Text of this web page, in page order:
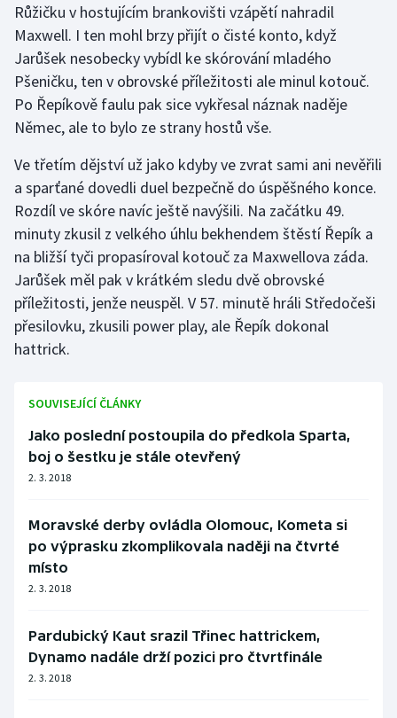
Veslování
Vodní slalom
Volejbal
Růžičku v hostujícím brankovišti vzápětí nahradil
Maxwell. I ten mohl brzy přijít o čisté konto, když
Jarůšek nesobecky vybídl ke skórování mladého
Pšeničku, ten v obrovské příležitosti ale minul kotouč.
Po Řepíkově faulu pak sice vykřesal náznak naděje
Němec, ale to bylo ze strany hostů vše.
Ve třetím dějství už jako kdyby ve zvrat sami ani nevěřili
a sparťané dovedli duel bezpečně do úspěšného konce.
Rozdíl ve skóre navíc ještě navýšili. Na začátku 49.
minuty zkusil z velkého úhlu bekhendem štěstí Řepík a
na bližší tyči propasíroval kotouč za Maxwellova záda.
Jarůšek měl pak v krátkém sledu dvě obrovské
příležitosti, jenže neuspěl. V 57. minutě hráli Středočeši
přesilovku, zkusili power play, ale Řepík dokonal
hattrick.
SOUVISEJÍCÍ ČLÁNKY
Jako poslední postoupila do předkola Sparta,
boj o šestku je stále otevřený
2. 3. 2018
Moravské derby ovládla Olomouc, Kometa si
po výprasku zkomplikovala naději na čtvrté
místo
2. 3. 2018
Pardubický Kaut srazil Třinec hattrickem,
Dynamo nadále drží pozici pro čtvrtfinále
2. 3. 2018